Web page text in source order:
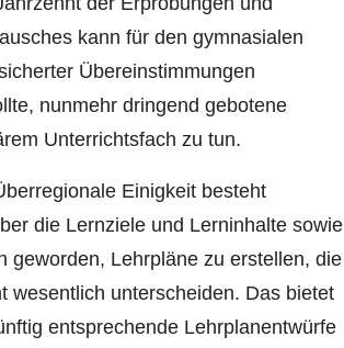
kann für den gymnasialen
Übereinstimmungen
nunmehr dringend gebotene
Unterrichtsfach zu tun.
Einigkeit besteht
die Lernziele und Lerninhalte sowie
geworden, Lehrpläne zu erstellen, die
wesentlich unterscheiden. Das bietet
entsprechende Lehrplanentwürfe